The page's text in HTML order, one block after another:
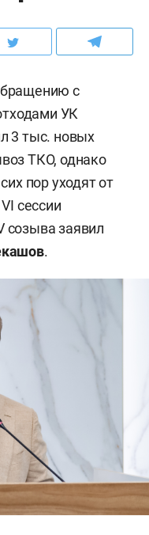
с
УК
3 тыс. новых
ТКО, однако
пор уходят от
сессии
созыва заявил
.